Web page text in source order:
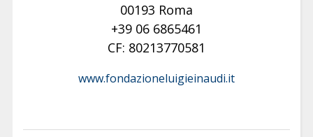
00193 Roma
+39 06 6865461
CF: 80213770581
www.fondazioneluigieinaudi.it